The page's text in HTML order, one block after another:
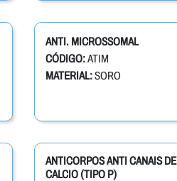
ANTI. MICROSSOMAL
CÓDIGO:ATIM
MATERIAL:SORO
ANTICORPOS ANTI CANAIS DE
CALCIO (TIPO P)